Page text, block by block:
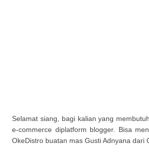
Selamat siang, bagi kalian yang
e-commerce diplatform blogger. Bisa
OkeDistro buatan mas Gusti Adnyana dari